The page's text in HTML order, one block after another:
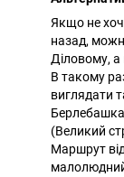
Якщо не
назад,
Діловому, а
В такому
виглядати
(Великий
Маршрут